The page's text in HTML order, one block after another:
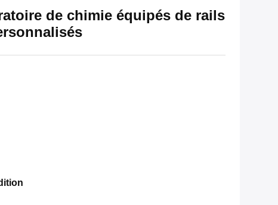
de chimie équipés de rails